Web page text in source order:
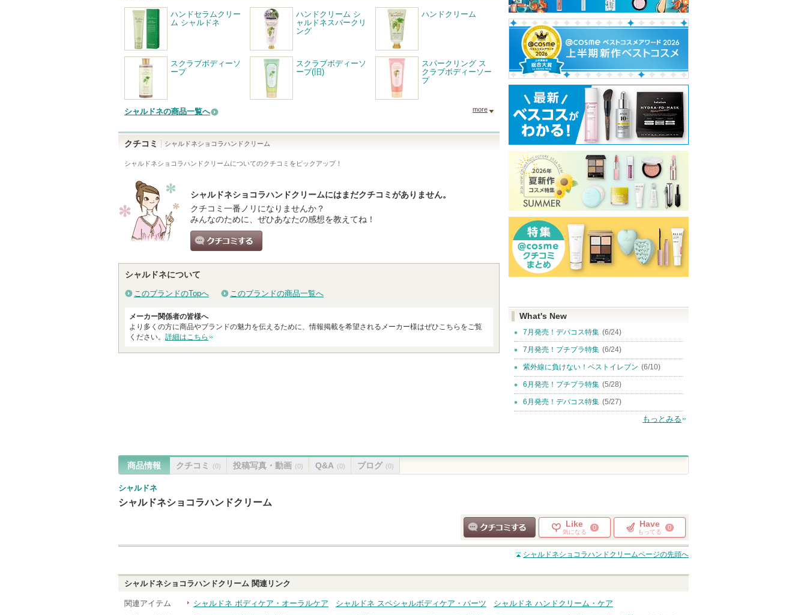
ハンドセラムクリー
ム シャルドネ
ハンドクリーム シ
ャルドネスパークリ
ング
ハンドクリーム
スクラブボディーソ
ープ
スクラブボディーソ
ープ(旧)
スパークリング ス
クラブボディーソー
プ
シャルドネの商品一覧へ more
クチコミ シャルドネショコラハンドクリーム
シャルドネショコラハンドクリームについてのクチコミをピックアップ！
シャルドネショコラハンドクリームにはまだクチコミがありません。
クチコミ一番ノリになりませんか？
みんなのために、ぜひあなたの感想を教えてね！
シャルドネについて
このブランドのTopへ このブランドの商品一覧へ
メーカー関係者の皆様へ
より多くの方に商品やブランドの魅力を伝えるために、情報掲載を希望されるメーカー様はぜひこちらをご覧
ください。 詳細はこちら
What's New
7月発売！デパコス特集 (6/24)
7月発売！プチプラ特集 (6/24)
紫外線に負けない！ベストイレブン (6/10)
6月発売！プチプラ特集 (5/28)
6月発売！デパコス特集 (5/27)
もっとみる
商品情報 クチコミ (0) 投稿写真・動画 (0) Q&A (0) ブログ (0)
シャルドネ
シャルドネショコラハンドクリーム
クチコミする
Like
気になる
0 Have
もってる
0
シャルドネショコラハンドクリームページの先頭へ
シャルドネショコラハンドクリーム 関連リンク
関連アイテム シャルドネ ボディケア・オーラルケア シャルドネ スペシャルボディケア・パーツ
シャルドネ ハンドクリーム・ケア